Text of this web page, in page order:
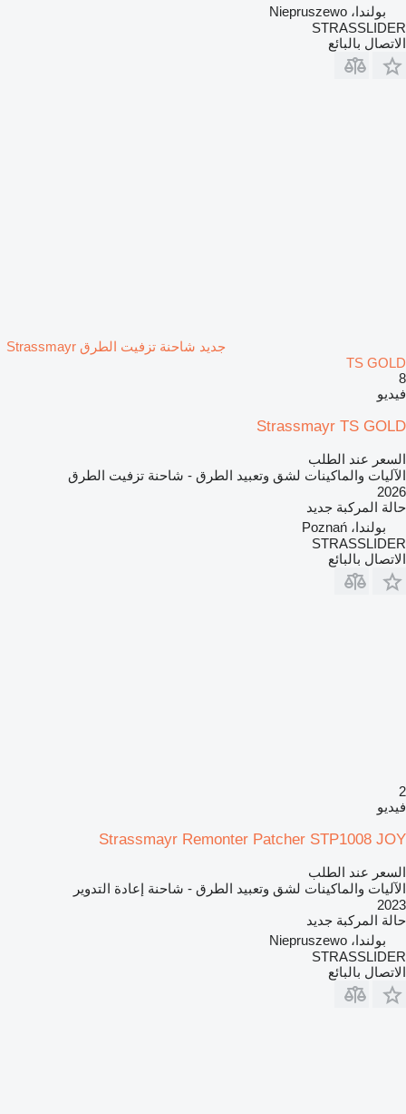
بولندا، Niepruszewo
STRASSLIDER
الاتصال بالبائع
جديد شاحنة تزفيت الطرق Strassmayr
TS GOLD
8
فيديو
Strassmayr TS GOLD
السعر عند الطلب
الآليات والماكينات لشق وتعبيد الطرق - شاحنة تزفيت الطرق
2026
حالة المركبة جديد
بولندا، Poznań
STRASSLIDER
الاتصال بالبائع
2
فيديو
Strassmayr Remonter Patcher STP1008 JOY
السعر عند الطلب
الآليات والماكينات لشق وتعبيد الطرق - شاحنة إعادة التدوير
2023
حالة المركبة جديد
بولندا، Niepruszewo
STRASSLIDER
الاتصال بالبائع